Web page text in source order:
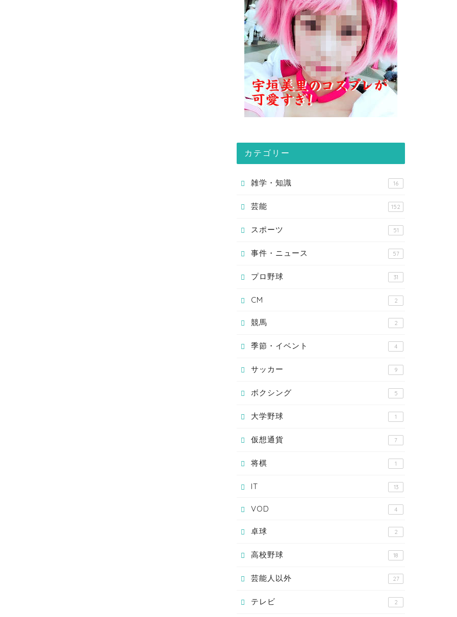
カテゴリー
雑学・知識 16
芸能 152
スポーツ 51
事件・ニュース 57
プロ野球 31
CM 2
競馬 2
季節・イベント 4
サッカー 9
ボクシング 5
大学野球 1
仮想通貨 7
将棋 1
IT 13
VOD 4
卓球 2
高校野球 18
芸能人以外 27
テレビ 2